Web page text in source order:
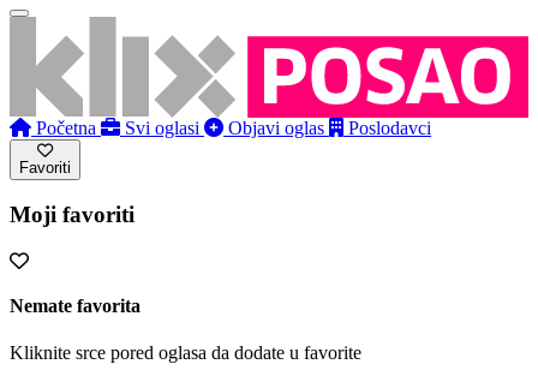
Početna Svi oglasi Objavi oglas Poslodavci
Favoriti
Moji favoriti
Nemate favorita
Kliknite srce pored oglasa da dodate u favorite